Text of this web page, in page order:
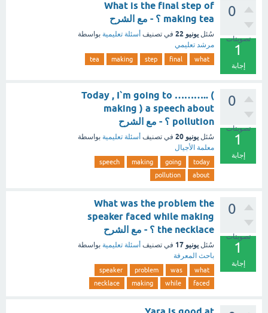
0
تصويتات
1
إجابة
What is the final step of
making tea ؟ - مع الشرح
سُئل يونيو 22 في تصنيف أسئلة تعليمية بواسطة
مرشد تعليمي
what
final
step
making
tea
0
تصويتات
1
إجابة
Today , I`m going to ……….. (
making ) a speech about
pollution ؟ - مع الشرح
سُئل يونيو 20 في تصنيف أسئلة تعليمية بواسطة
معلمة الأجيال
today
going
making
speech
about
pollution
0
تصويتات
1
إجابة
What was the problem the
speaker faced while making
the necklace ؟ - مع الشرح
سُئل يونيو 17 في تصنيف أسئلة تعليمية بواسطة
باحث المعرفة
what
was
problem
speaker
faced
while
making
necklace